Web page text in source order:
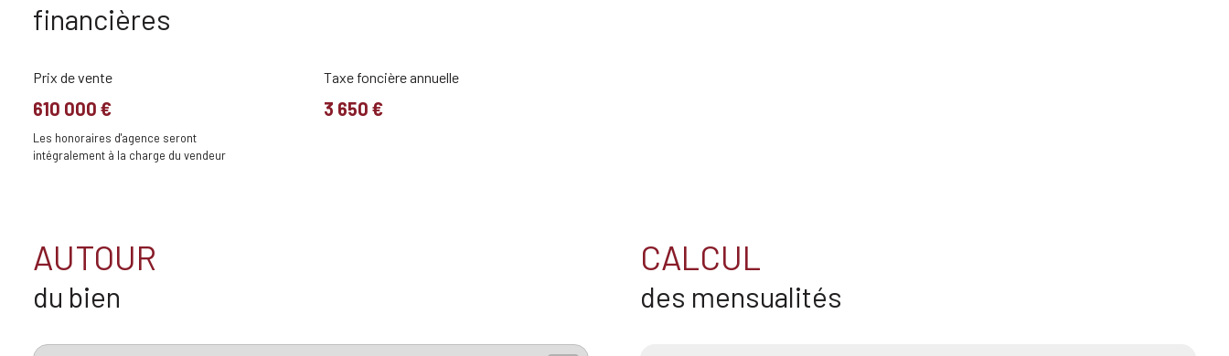
financières
Prix de vente
610 000 €
Les honoraires d'agence seront
intégralement à la charge du vendeur
Taxe foncière annuelle
3 650 €
AUTOUR
du bien
CALCUL
des mensualités